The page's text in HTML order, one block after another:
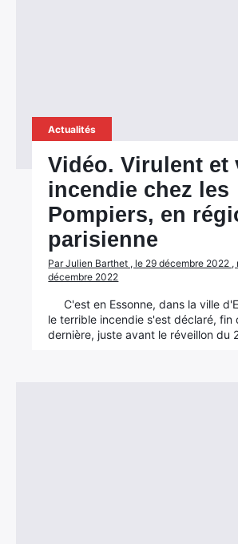
Actualités
Vidéo. Virulent et
incendie chez les
Pompiers, en
parisienne
Par Julien Barthet , le 29 décembre 2022 ,
décembre 2022
C'est en Essonne, dans la ville
le terrible incendie s'est déclaré, fin
dernière, juste avant le réveillon du